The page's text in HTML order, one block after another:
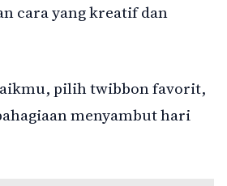
cara yang kreatif dan
pilih twibbon favorit,
menyambut hari